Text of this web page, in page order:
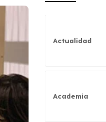
Actualidad
Academia